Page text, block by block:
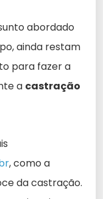
abordado
ainda restam
para fazer a
a castração
, como a
da castração.